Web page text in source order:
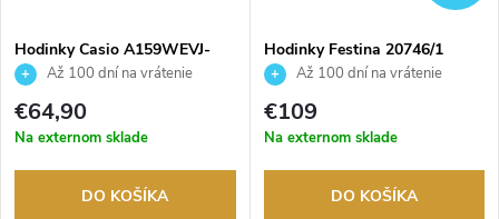
Hodinky Casio A159WEVJ-
7ER Až 100 dní na vrátenie
tovaru. Autorizovaný predajca.
€64,90
Na externom sklade
DO KOŠÍKA
Hodinky Festina 20746/1
Až 100 dní na vrátenie
tovaru. Autorizovaný predajca.
€109
Na externom sklade
DO KOŠÍKA